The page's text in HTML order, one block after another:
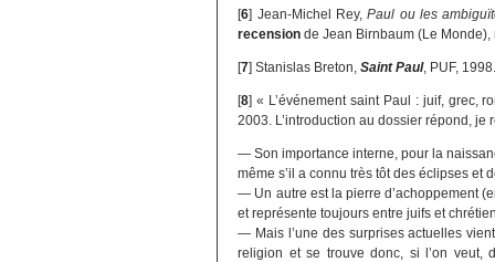
[6] Jean-Michel Rey,Paul ou les
recension de Jean Birnbaum (Le
[7]Stanislas Breton,Saint Paul, PUF,
[8]« L’événement saint Paul : juif, grec,
2003. L’introduction au dossier répond,
— Son importance interne, pour la
même s’il a connu très tôt des éclipses et
— Un autre est la pierre d’achoppement
et représente toujours entre juifs et
— Mais l’une des surprises actuelles
religion et se trouve donc, si l’on veut,